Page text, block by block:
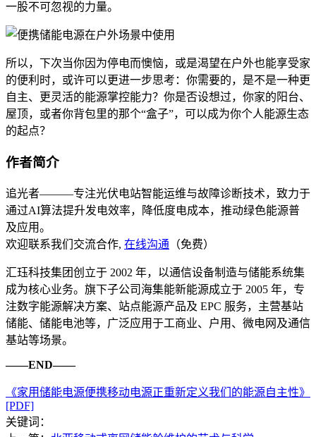
一股不可忽视的力量。
所以，下次当你因为停电而懊恼，或是渴望在户外也能享受家
的便利时，或许可以更进一步思考：你需要的，是不是一种更
自主、更灵活的能源掌控能力？你是否设想过，你家的阳台、
屋顶，或者你背包里的那个“盒子”，可以成为你个人能源生态
的起点？
作者简介
追光者———专注光伏电站智能运维与故障诊断技术，致力于
通过AI算法提升发电效率，降低度电成本，推动绿色能源普
及应用。
欢迎联系我们交流合作, 在线沟通 （免费）
汇珏科技集团创立于 2002 年，以通信设备制造与储能系统集
成为核心业务。旗下子公司海集能新能源成立于 2005 年，专
注数字能源解决方案、站点能源产品及 EPC 服务，主营基站
储能、储能电池等，广泛应用于工商业、户用、微电网及通信
基站等场景。
——END——
《家用储能电源便携移动电源正重新定义我们的能源自主性》
[PDF]
关键词：